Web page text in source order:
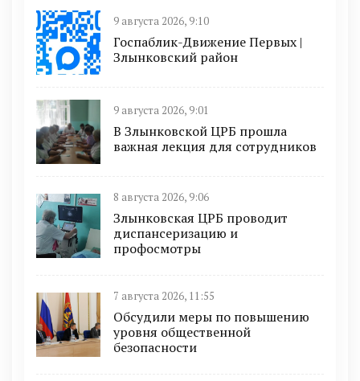
9 августа 2026, 9:10
Госпаблик-Движение Первых |
Злынковский район
9 августа 2026, 9:01
В Злынковской ЦРБ прошла
важная лекция для сотрудников
8 августа 2026, 9:06
Злынковская ЦРБ проводит
диспансеризацию и
профосмотры
7 августа 2026, 11:55
Обсудили меры по повышению
уровня общественной
безопасности